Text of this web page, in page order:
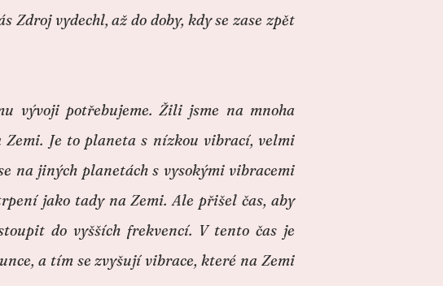
Zdroj vydechl, až do doby, kdy se zase zpět
vývoji potřebujeme. Žili jsme na mnoha
Je to planeta s nízkou vibrací, velmi
na jiných planetách s vysokými vibracemi
jako tady na Zemi. Ale přišel čas, aby
do vyšších frekvencí. V tento čas je
a tím se zvyšují vibrace, které na Zemi